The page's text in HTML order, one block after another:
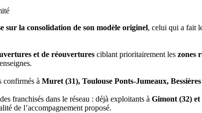
sur la consolidation de son modèle originel, celui qui a fait
et de réouvertures ciblant prioritairement les zones
confirmés à Muret (31), Toulouse Ponts-Jumeaux,
franchisés dans le réseau : déjà exploitants à Gimont (32) et
de l’accompagnement proposé.